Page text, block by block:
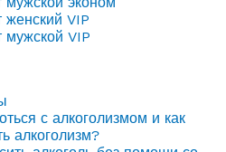
женский VIP
мужской VIP
с алкоголизмом и как
алкоголизм?